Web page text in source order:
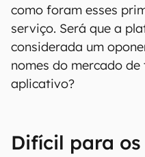
como foram esses
serviço. Será que a
considerada um
nomes do mercado
aplicativo?
Difícil para